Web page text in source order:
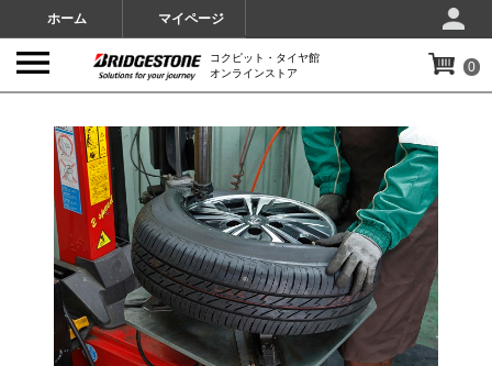
ホーム マイページ
コクピット・タイヤ館
オンラインストア
0